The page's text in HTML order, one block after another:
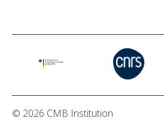
© 2026 CMB Institution